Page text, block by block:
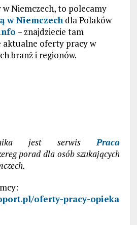
w Niemczech, to polecamy
w Niemczechdla Polaków
– znajdziecie tam
aktualne oferty pracy w
branż i regionów.
jest serwisPraca
porad dla osób szukających
oferty-pracy-opieka